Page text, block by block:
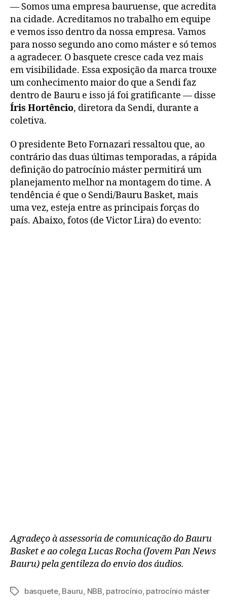
— Somos uma empresa bauruense, que acredita
na cidade. Acreditamos no trabalho em equipe
e vemos isso dentro da nossa empresa. Vamos
para nosso segundo ano como máster e só temos
a agradecer. O basquete cresce cada vez mais
em visibilidade. Essa exposição da marca trouxe
um conhecimento maior do que a Sendi faz
dentro de Bauru e isso já foi gratificante — disse
Íris Hortêncio, diretora da Sendi, durante a
coletiva.
O presidente Beto Fornazari ressaltou que, ao
contrário das duas últimas temporadas, a rápida
definição do patrocínio máster permitirá um
planejamento melhor na montagem do time. A
tendência é que o Sendi/Bauru Basket, mais
uma vez, esteja entre as principais forças do
país. Abaixo, fotos (de Victor Lira) do evento:
Agradeço à assessoria de comunicação do Bauru
Basket e ao colega Lucas Rocha (Jovem Pan News
Bauru) pela gentileza do envio dos áudios.
Tagsbasquete, Bauru NBB patrocínio, patrocínio máster